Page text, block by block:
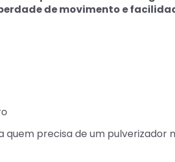
de movimento e
precisa de um pulverizador